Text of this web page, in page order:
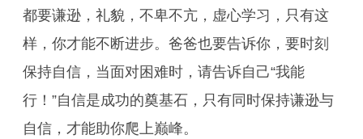
都要谦逊，礼貌，不卑不亢，虚心学习，只有这
样，你才能不断进步。爸爸也要告诉你，要时刻
保持自信，当面对困难时，请告诉自己“我能
行！”自信是成功的奠基石，只有同时保持谦逊与
自信，才能助你爬上巅峰。